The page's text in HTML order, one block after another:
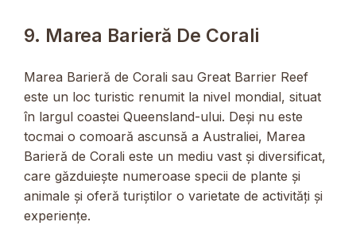
9. Marea Barieră De Corali
Marea Barieră de Corali sau Great Barrier Reef
este un loc turistic renumit la nivel mondial, situat
în largul coastei Queensland-ului. Deși nu este
tocmai o comoară ascunsă a Australiei, Marea
Barieră de Corali este un mediu vast și diversificat,
care găzduiește numeroase specii de plante și
animale și oferă turiștilor o varietate de activități și
experiențe.